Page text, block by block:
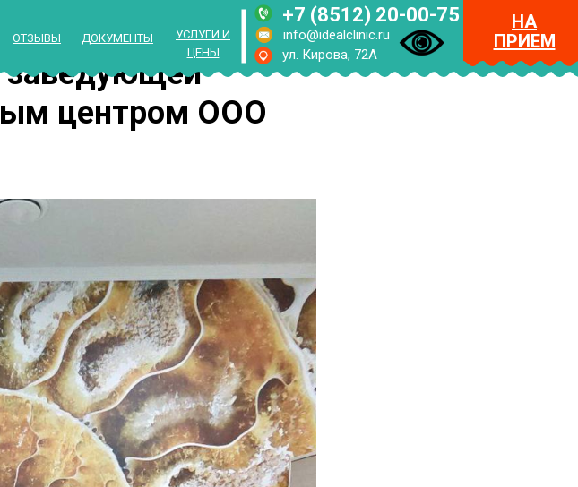
НА
ПРИЕМ
+7 (8512) 20-00-75
info@idealclinic.ru
ул. Кирова, 72А
ОТЗЫВЫ ДОКУМЕНТЫ
УСЛУГИ И
ЦЕНЫ
заведующей
центром ООО